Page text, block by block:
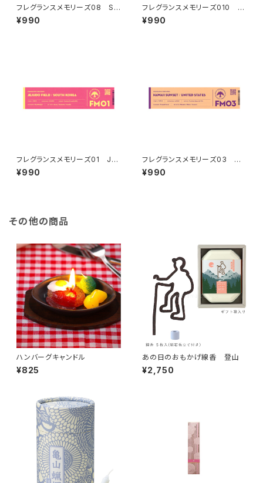
フレグランスメモリーズ08 SIL
K ROAD DREAM
¥990
フレグランスメモリーズ010 E
UCALYPTUS MOUNTAINS
¥990
フレグランスメモリーズ01 JEJ
UDO FIELD
¥990
フレグランスメモリーズ03 HA
WAII SUNSET
¥990
その他の商品
ハンバーグキャンドル
¥825
あの日のおもかげ線香 登山
¥2,750